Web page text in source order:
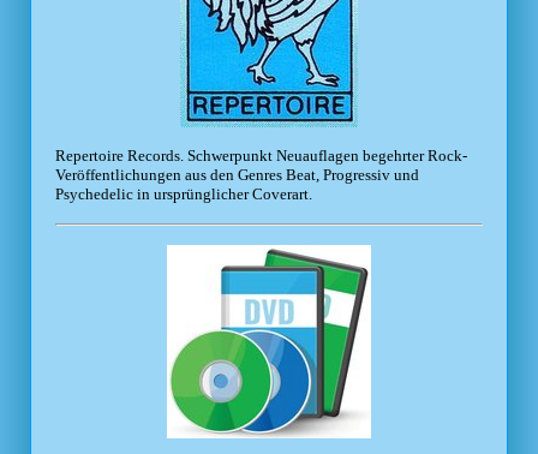
Repertoire Records. Schwerpunkt Neuauflagen begehrter Rock-
Veröffentlichungen aus den Genres Beat, Progressiv und
Psychedelic in ursprünglicher Coverart.